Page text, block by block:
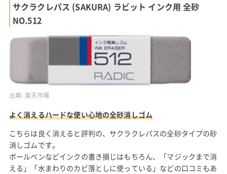
サクラクレパス (SAKURA) ラビット インク用 全砂
NO.512
出典: 楽天市場
よく消えるハードな使い心地の全砂消しゴム
こちらは良く消えると評判の、サクラクレパスの全砂タイプの砂
消しゴムです。
ボールペンなどインクの書き損じはもちろん、「マジックまで消
える」「水まわりのカビ落としに使っている」などの口コミもあ